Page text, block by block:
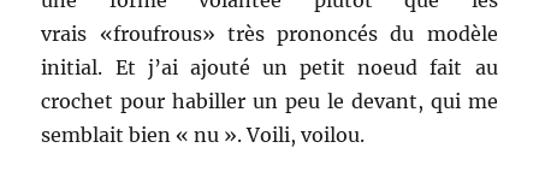
vrais «froufrous» très prononcés du modèle
initial. Et j’ai ajouté un petit noeud fait au
crochet pour habiller un peu le devant, qui me
semblait bien « nu ». Voili, voilou.